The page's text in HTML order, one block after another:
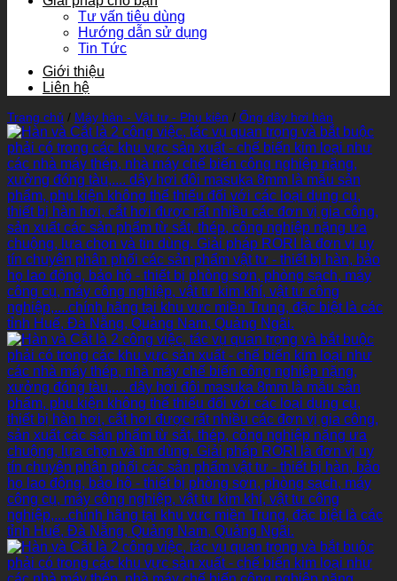
Tư vấn tiêu dùng
Hướng dẫn sử dụng
Tin Tức
Giới thiệu
Liên hệ
Trang chủ / Máy hàn - Vật tư - Phụ kiện / Ống dây hơi hàn